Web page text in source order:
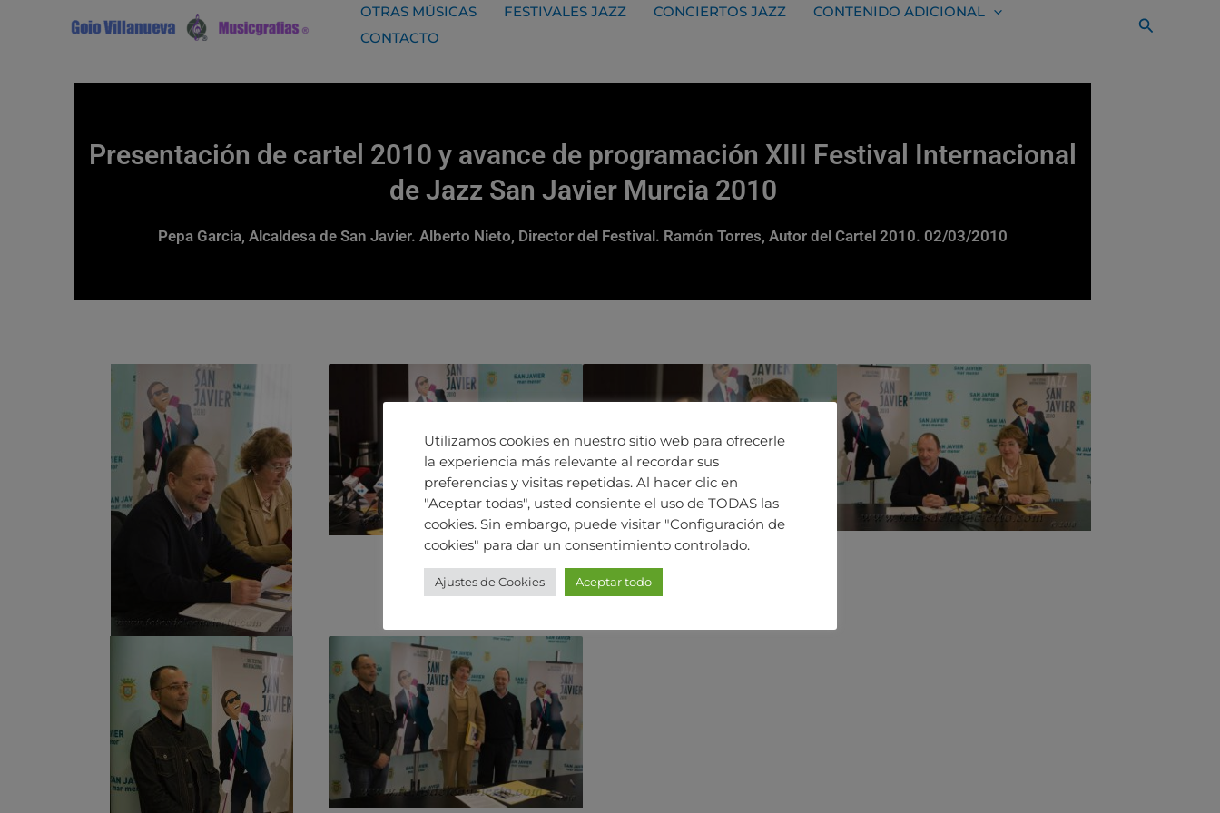
OTRAS MÚSICAS FESTIVALES JAZZ CONCIERTOS JAZZ
CONTENIDO ADICIONAL
CONTACTO
Buscar
Presentación de cartel 2010 y avance de programación XIII Festival Internacional
de Jazz San Javier Murcia 2010
Pepa Garcia, Alcaldesa de San Javier. Alberto Nieto, Director del Festival. Ramón Torres, Autor del Cartel 2010. 02/03/2010
Utilizamos cookies en nuestro sitio web para ofrecerle
la experiencia más relevante al recordar sus
preferencias y visitas repetidas. Al hacer clic en
"Aceptar todas", usted consiente el uso de TODAS las
cookies. Sin embargo, puede visitar "Configuración de
cookies" para dar un consentimiento controlado.
Ajustes de Cookies Aceptar todo